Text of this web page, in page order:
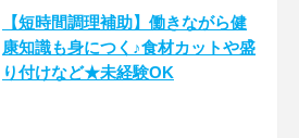
【短時間調理補助】働きながら健
康知識も身につく♪食材カットや盛
り付けなど★未経験OK